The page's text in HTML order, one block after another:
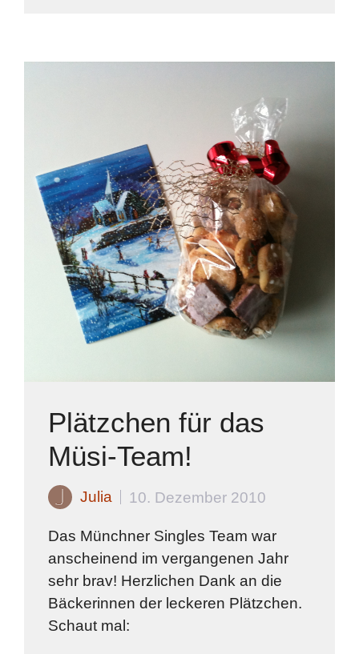
Plätzchen für das
Müsi-Team!
Julia 10. Dezember 2010
Das Münchner Singles Team war
anscheinend im vergangenen Jahr
sehr brav! Herzlichen Dank an die
Bäckerinnen der leckeren Plätzchen.
Schaut mal: